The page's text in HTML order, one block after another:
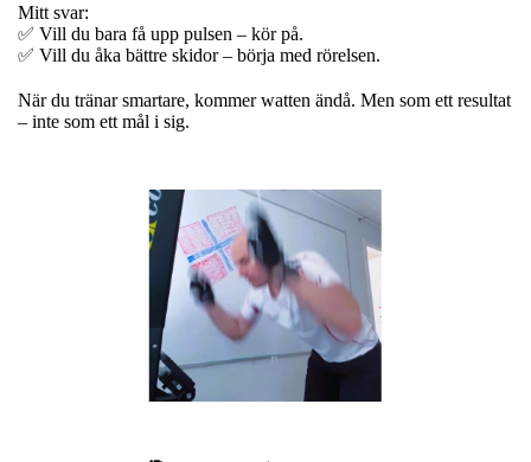
Mitt svar:
✅ Vill du bara få upp pulsen – kör på.
✅ Vill du åka bättre skidor – börja med rörelsen.
När du tränar smartare, kommer watten ändå. Men som ett resultat
– inte som ett mål i sig.